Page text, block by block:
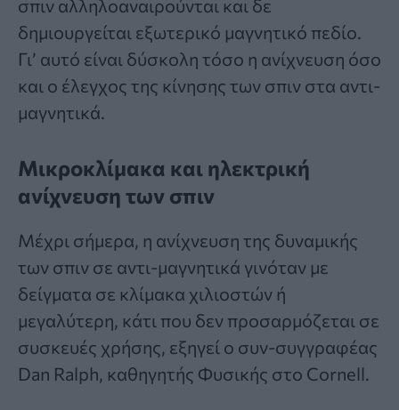
σπιν αλληλοαναιρούνται και δε
δημιουργείται εξωτερικό μαγνητικό πεδίο.
Γι’ αυτό είναι δύσκολη τόσο η ανίχνευση όσο
και ο έλεγχος της κίνησης των σπιν στα αντι-
μαγνητικά.
Μικροκλίμακα και ηλεκτρική
ανίχνευση των σπιν
Μέχρι σήμερα, η ανίχνευση της δυναμικής
των σπιν σε αντι-μαγνητικά γινόταν με
δείγματα σε κλίμακα χιλιοστών ή
μεγαλύτερη, κάτι που δεν προσαρμόζεται σε
συσκευές χρήσης, εξηγεί ο συν-συγγραφέας
Dan Ralph, καθηγητής Φυσικής στο Cornell.